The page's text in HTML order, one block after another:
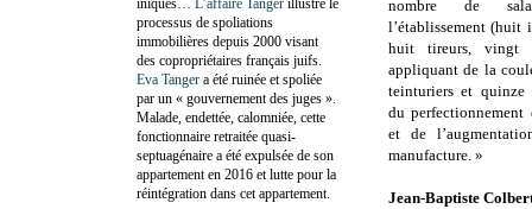
nombre de
l’établissement (huit
huit tireurs, vingt
appliquant de la
teinturiers et quinze
du
et de
manufacture. »
Jean-Baptiste
processus de spoliations
immobilières depuis 2000 visant
des copropriétaires français juifs.
Eva Tanger a été ruinée et spoliée
par un « gouvernement des juges ».
Malade, endettée, calomniée, cette
fonctionnaire retraitée quasi-
septuagénaire a été expulsée de son
appartement en 2016 et lutte pour la
réintégration dans cet appartement.